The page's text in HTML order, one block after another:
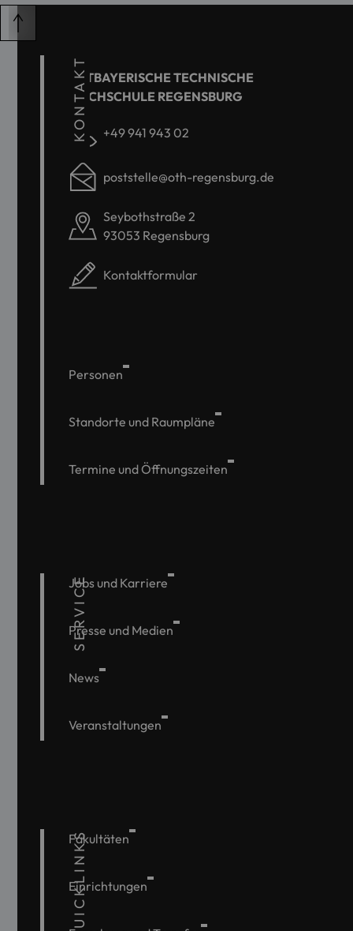
KONTAKT
OSTBAYERISCHE TECHNISCHE
HOCHSCHULE REGENSBURG
+49 941 943 02
poststelle@oth-regensburg.de
Seybothstraße 2
93053 Regensburg
Kontaktformular
Personen
Standorte und Raumpläne
Termine und Öffnungszeiten
SERVICE
Jobs und Karriere
Presse und Medien
News
Veranstaltungen
QUICKLINKS
Fakultäten
Einrichtungen